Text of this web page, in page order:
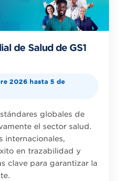
de Salud de GS1
2026 hasta 5 de
globales de
el sector salud.
internacionales,
en trazabilidad y
clave para garantizar la